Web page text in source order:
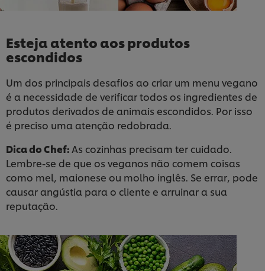
Esteja atento aos produtos
escondidos
Um dos principais desafios ao criar um menu vegano
é a necessidade de verificar todos os ingredientes de
produtos derivados de animais escondidos. Por isso
é preciso uma atenção redobrada.
Dica do Chef: As cozinhas precisam ter cuidado.
Lembre-se de que os veganos não comem coisas
como mel, maionese ou molho inglês. Se errar, pode
causar angústia para o cliente e arruinar a sua
reputação.